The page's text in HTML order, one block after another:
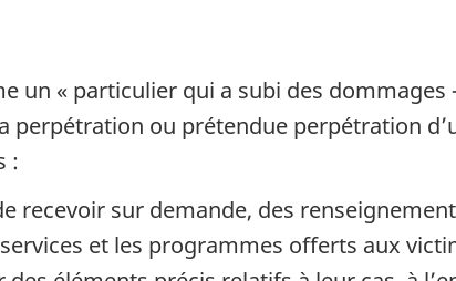
un « particulier qui a subi des
ou prétendue perpétration
:
recevoir sur demande, des
et les programmes offerts aux